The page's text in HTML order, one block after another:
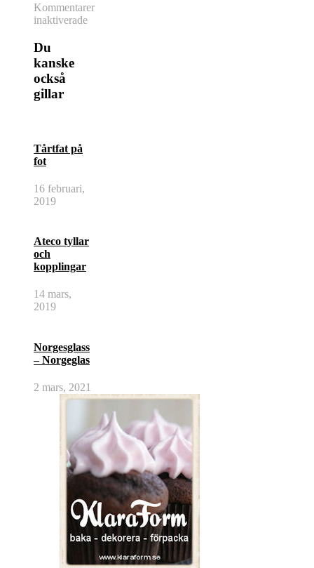
Kommentarer
inaktiveradeför
Du
kanske
också
gillar
Tårtfat på
fot
16 februari,
2019
Ateco tyllar
och
kopplingar
14 mars,
2019
Norgesglass
– Norgeglas
2 mars, 2021